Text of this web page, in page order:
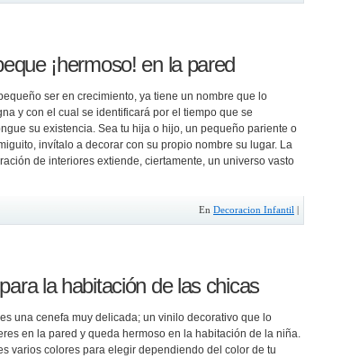
¡hermoso! en la pared
ser en crecimiento, ya tiene un nombre que lo
y con el cual se identificará por el tiempo que se
su existencia. Sea tu hija o hijo, un pequeño pariente o
invítalo a decorar con su propio nombre su lugar. La
de interiores extiende, ciertamente, un universo vasto
En Decoracion Infantil
la habitación de las chicas
es una cenefa muy delicada; un vinilo decorativo que lo
en la pared y queda hermoso en la habitación de la niña.
varios colores para elegir dependiendo del color de tu